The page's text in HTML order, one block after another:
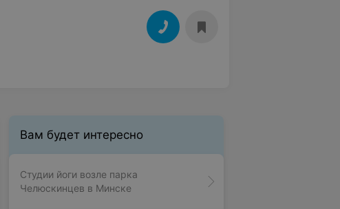
Вам будет интересно
Студии йоги возле парка
Челюскинцев в Минске